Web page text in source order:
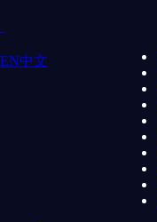
EN中文